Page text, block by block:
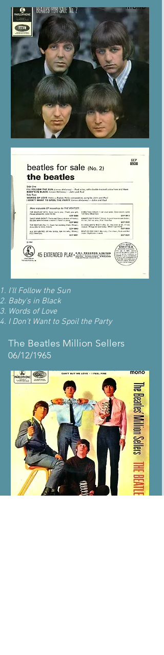
י
I'll Follow the Sun
Baby's in Black
Words of Love
I Don't Want to Spoil the Party
The Beatles Million Sellers
06/12/1965